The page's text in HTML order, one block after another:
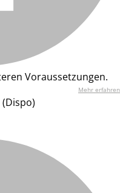
Voraussetzungen.
Mehr erfahren